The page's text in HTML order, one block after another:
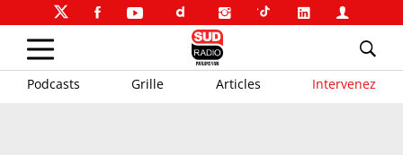
Podcasts Grille Articles Intervenez